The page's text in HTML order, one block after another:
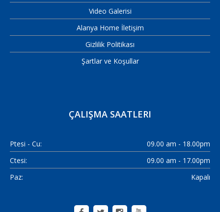
Video Galerisi
Alanya Home İletişim
Gizlilik Politikası
Şartlar ve Koşullar
ÇALIŞMA SAATLERI
Ptesi - Cu:
09.00 am - 18.00pm
Ctesi:
09.00 am - 17.00pm
Paz:
Kapalı